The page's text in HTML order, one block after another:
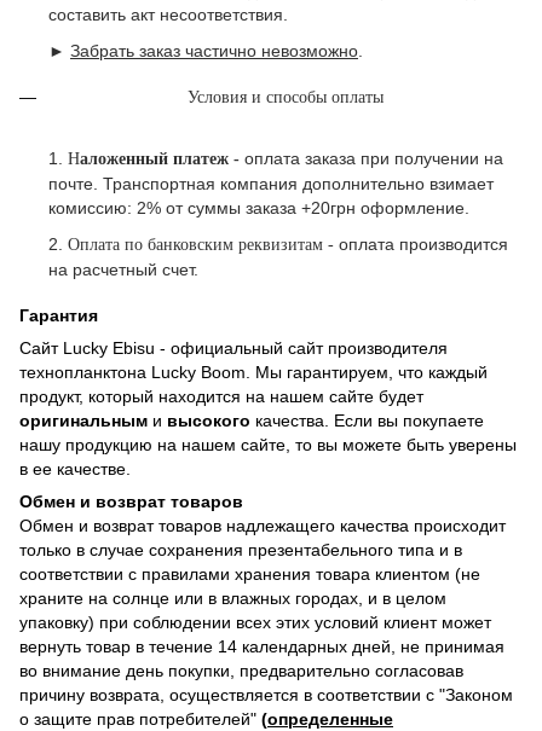
составить акт несоответствия.
► Забрать заказ частично невозможно
Условия и способы оплаты
1. Наложенный платеж - оплата заказа при получении на
почте. Транспортная компания дополнительно взимает
комиссию: 2% от суммы заказа +20грн оформление.
2. Оплата по банковским реквизитам - оплата производится
на расчетный счет.
Гарантия
Сайт Lucky Ebisu - официальный сайт производителя
технопланктона Lucky Boom. Мы гарантируем, что каждый
продукт, который находится на нашем сайте будет
оригинальным и высокого качества. Если вы покупаете
нашу продукцию на нашем сайте, то вы можете быть уверены
в ее качестве.
Обмен и возврат товаров
Обмен и возврат товаров надлежащего качества происходит
только в случае сохранения презентабельного типа и в
соответствии с правилами хранения товара клиентом (не
храните на солнце или в влажных городах, и в целом
упаковку) при соблюдении всех этих условий клиент может
вернуть товар в течение 14 календарных дней, не принимая
во внимание день покупки, предварительно согласовав
причину возврата, осуществляется в соответствии с "Законом
о защите прав потребителей" (определенные